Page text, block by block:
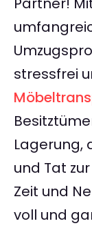
stressfrei
Lagerung,
und Tat
Zeit und
voll und